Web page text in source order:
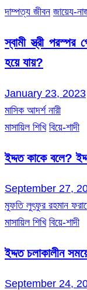
দাম্পত্য জীবন জায়েয-
স্বামী স্ত্রী পরস্পর
হয়ে যায়?
January 23, 2023
মাসিক আদর্শ নারী
মাসায়িল শিখি বিয়ে-শাদী
ইদ্দত কাকে বলে?
September 27,
মুফতি লুৎফুর রহমান
মাসায়িল শিখি বিয়ে-শাদী
ইদ্দত চলাকালীন
September 24,